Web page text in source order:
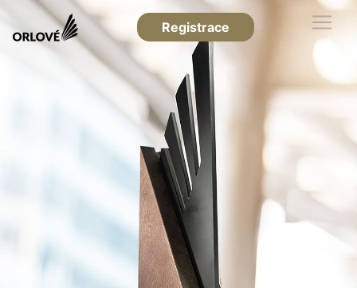
Registrace